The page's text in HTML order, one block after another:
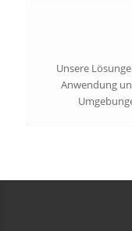
Unsere
Anwendung